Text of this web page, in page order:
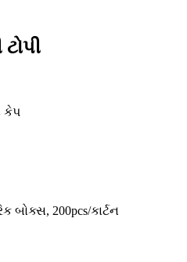
કેપ
બોક્સ, 200pcs/કાર્ટન